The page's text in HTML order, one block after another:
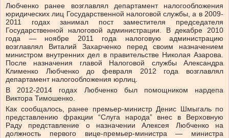
Любченко ранее возглавлял департамент налогообложения
юридических лиц Государственной налоговой службы, а в 2009-
2011 годах занимал пост заместителя председателя
Государственной налоговой администрации. В декабре 2010
года — ноябре 2011 года налоговую администрацию
возглавлял Виталий Захарченко перед своим назначением
министром внутренних дел в правительстве Николая Азарова.
После назначения главой Налоговой службы Александра
Клименко Любченко до февраля 2012 года возглавлял
департамент налогообложения юрлиц.
В 2012-2014 годах Любченко был помощником нардепа
Виктора Тимошенко.
Как сообщалось, ранее премьер-министр Денис Шмыгаль по
представлению фракции “Слуга народа” внес в Верховную
Раду представление о назначении Алексея Любченко на
должность первого вице-премьер-министра — министра